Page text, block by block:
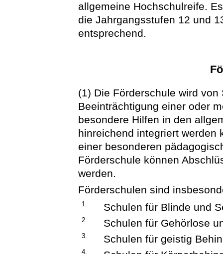
allgemeine Hochschulreife.
die Jahrgangsstufen 12 und
entsprechend.
(1) Die Förderschule wird
Beeinträchtigung einer oder
besondere Hilfen in den
hinreichend integriert werden
einer besonderen
Förderschule können
werden.
Förderschulen sind
1. Schulen für Blinde und
2. Schulen für Gehörlose
3. Schulen für geistig
4.